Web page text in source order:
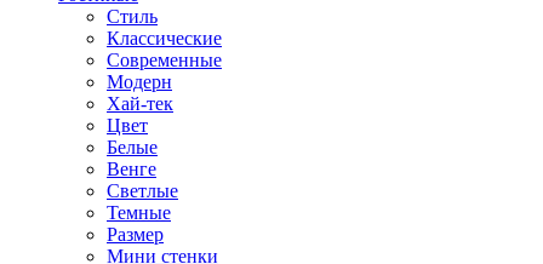
Стиль
Классические
Современные
Модерн
Хай-тек
Цвет
Белые
Венге
Светлые
Темные
Размер
Мини стенки